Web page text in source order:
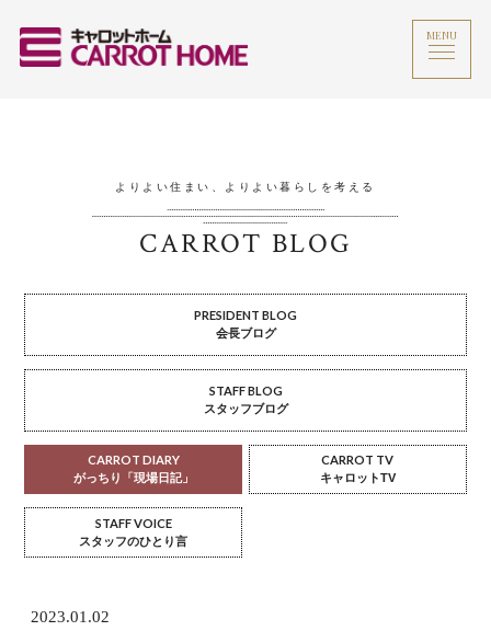
MENU
よりよい住まい、よりよい暮らしを考える
CARROT BLOG
PRESIDENT BLOG
会長ブログ
STAFF BLOG
スタッフブログ
CARROT DIARY
がっちり「現場日記」
CARROT TV
キャロットTV
STAFF VOICE
スタッフのひとり言
2023.01.02